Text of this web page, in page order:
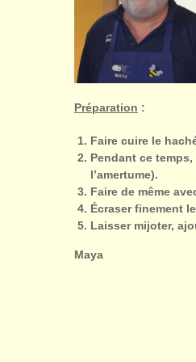
Préparation :
Faire cuire le
Pendant ce
l’amertume).
Faire de même
Écraser finement
Laisser mijoter,
Maya